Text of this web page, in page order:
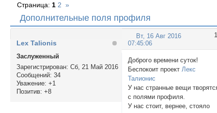
Дополнительные поля профиля
Страница: 1 2 »
1
Вт, 16 Авг 2016
07:45:06
Lex Talionis
Заслуженный
Зарегистрирован: Сб, 21 Май 2016
Сообщений: 34
Уважение: +1
Позитив: +8
Доброго времени суток!
Беспокоит проект Лекс
Талионис
У нас странные вещи
с полями профиля.
У нас стоит, вернее, стояло